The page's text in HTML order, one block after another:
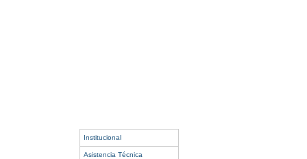
Institucional
Asistencia Técnica